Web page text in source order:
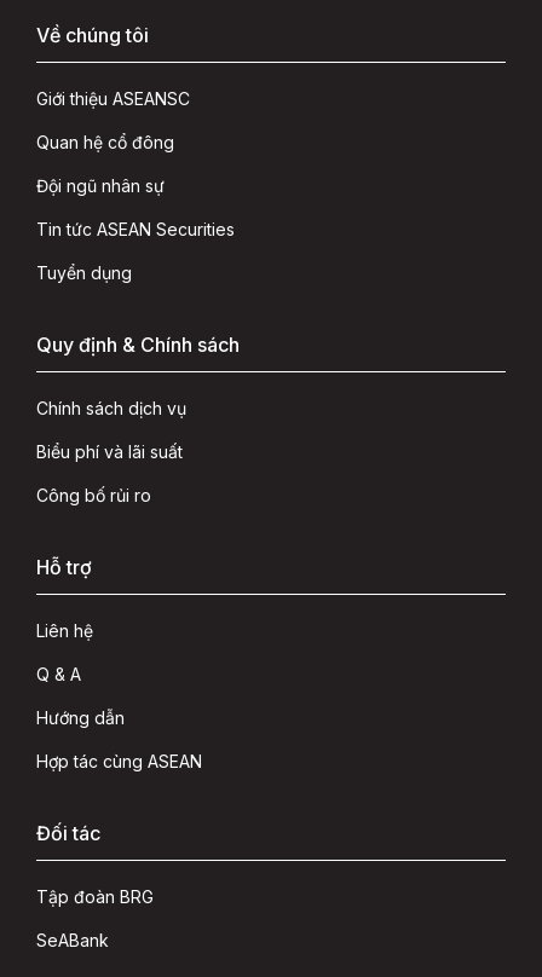
Về chúng tôi
Giới thiệu ASEANSC
Quan hệ cổ đông
Đội ngũ nhân sự
Tin tức ASEAN Securities
Tuyển dụng
Quy định & Chính sách
Chính sách dịch vụ
Biểu phí và lãi suất
Công bố rủi ro
Hỗ trợ
Liên hệ
Q & A
Hướng dẫn
Hợp tác cùng ASEAN
Đối tác
Tập đoàn BRG
SeABank